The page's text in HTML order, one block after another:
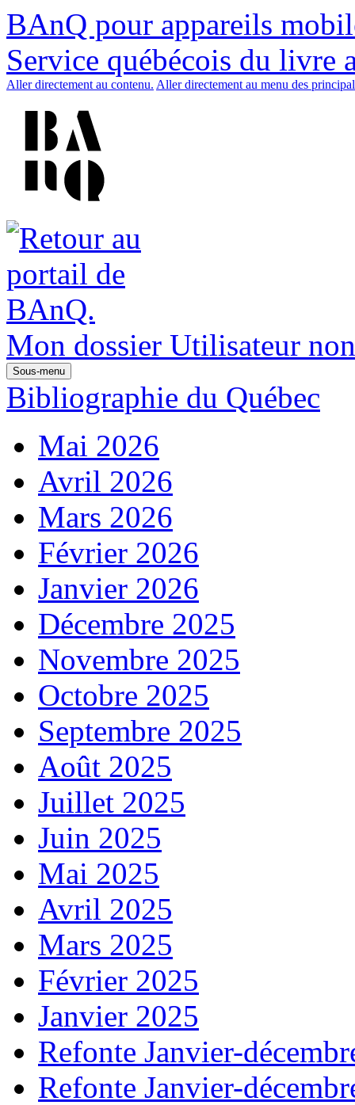
BAnQ pour appareils
Service québécois du livre
Aller directement au contenu. Aller directement au menu des
Mon dossier Utilisateur
Sous-menu
Bibliographie du Québec
Mai 2026
Avril 2026
Mars 2026
Février 2026
Janvier 2026
Décembre 2025
Novembre 2025
Octobre 2025
Septembre 2025
Août 2025
Juillet 2025
Juin 2025
Mai 2025
Avril 2025
Mars 2025
Février 2025
Janvier 2025
Refonte Janvier-
Refonte Janvier-